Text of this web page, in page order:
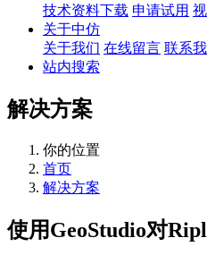
技术资料下载 申请试用
关于中仿
关于我们 在线留言 联系
站内搜索
解决方案
你的位置
首页
解决方案
使用GeoStudio对